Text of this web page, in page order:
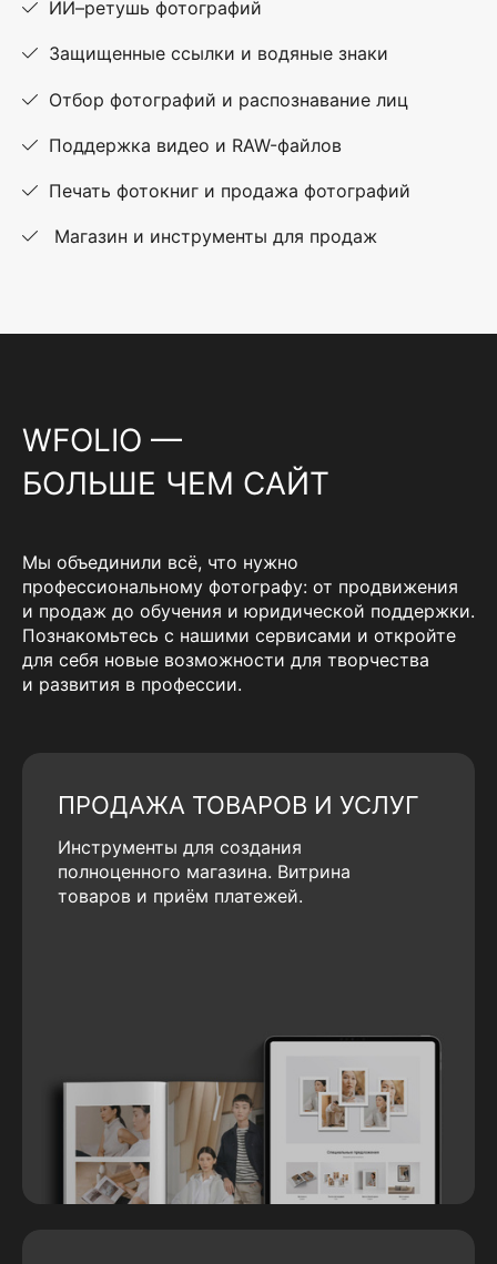
ИИ–ретушь фотографий
Защищенные ссылки и водяные знаки
Отбор фотографий и распознавание лиц
Поддержка видео и RAW-файлов
Печать фотокниг и продажа фотографий
Магазин и инструменты для продаж
WFOLIO —
БОЛЬШЕ ЧЕМ САЙТ
Мы объединили всё, что нужно
профессиональному фотографу: от продвижения
и продаж до обучения и юридической поддержки.
Познакомьтесь с нашими сервисами и откройте
для себя новые возможности для творчества
и развития в профессии.
ПРОДАЖА ТОВАРОВ И УСЛУГ
Инструменты для создания
полноценного магазина. Витрина
товаров и приём платежей.